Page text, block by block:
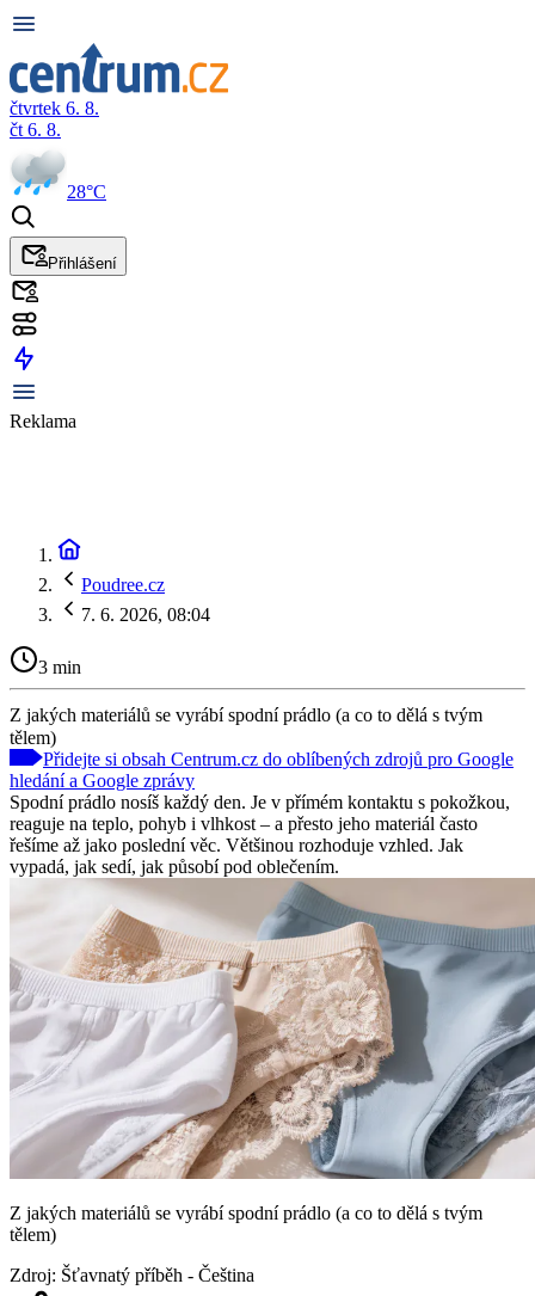
čtvrtek 6. 8.
čt 6. 8.
28°C
Přihlášení
Reklama
Poudree.cz
7. 6. 2026, 08:04
3 min
Z jakých materiálů se vyrábí spodní prádlo (a co to dělá s tvým
tělem)
Přidejte si obsah Centrum.cz do oblíbených zdrojů pro Google
hledání a Google zprávy
Spodní prádlo nosíš každý den. Je v přímém kontaktu s pokožkou,
reaguje na teplo, pohyb i vlhkost – a přesto jeho materiál často
řešíme až jako poslední věc. Většinou rozhoduje vzhled. Jak
vypadá, jak sedí, jak působí pod oblečením.
Z jakých materiálů se vyrábí spodní prádlo (a co to dělá s tvým
tělem)
Zdroj: Šťavnatý příběh - Čeština